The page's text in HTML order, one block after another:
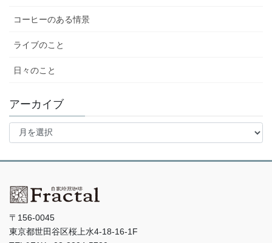
コーヒーのある情景
ライブのこと
日々のこと
アーカイブ
ア
イ
〒156-0045
東京都世田谷区桜上水4-18-16-1F